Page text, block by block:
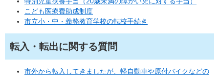
こども医療費助成制度
市立小・中・義務教育学校の転校手続き
転入・転出に関する質問
市外から転入してきましたが、軽自動車や原付バイクなどの